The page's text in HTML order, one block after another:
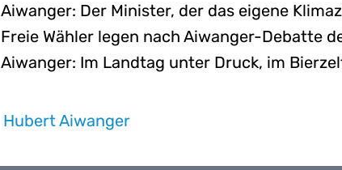
Aiwanger: Der Minister, der das eigene
Freie Wähler legen nach Aiwanger-Debatte
Aiwanger: Im Landtag unter Druck, im
Hubert Aiwanger